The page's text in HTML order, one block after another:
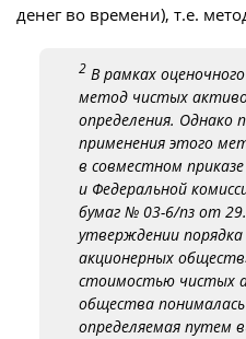
денег во времени), т.е.
2 В рамках
метод чистых
определения. Однако
применения этого
в совместном
и Федеральной
бумаг № 03-6/пз от
утверждении
акционерных
стоимостью чистых
общества
определяемая путем